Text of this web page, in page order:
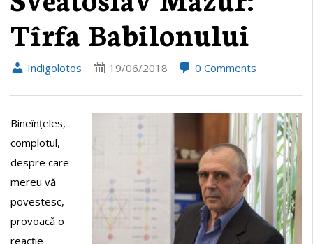
Tîrfa Babilonului
Indigolotos 19/06/2018 0 Comments
Bineînțeles,
complotul,
despre care
mereu vă
povestesc,
provoacă o
reacție